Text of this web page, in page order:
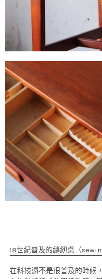
18世紀普及的縫紉桌（
在科技還不是很普及的時候